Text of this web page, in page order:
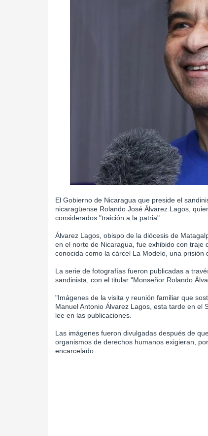
El Gobierno de Nicaragua que preside el
nicaragüense Rolando José Álvarez Lagos,
considerados "traición a la patria".
Álvarez Lagos, obispo de la diócesis de
en el norte de Nicaragua, fue exhibido con traje
conocida como la cárcel La Modelo, una prisión
La serie de fotografías fueron publicadas a
sandinista, con el titular "Monseñor Rolando
"Imágenes de la visita y reunión familiar que
Manuel Antonio Álvarez Lagos, esta tarde en el
lee en las publicaciones.
Las imágenes fueron divulgadas después de
organismos de derechos humanos exigieran,
encarcelado.